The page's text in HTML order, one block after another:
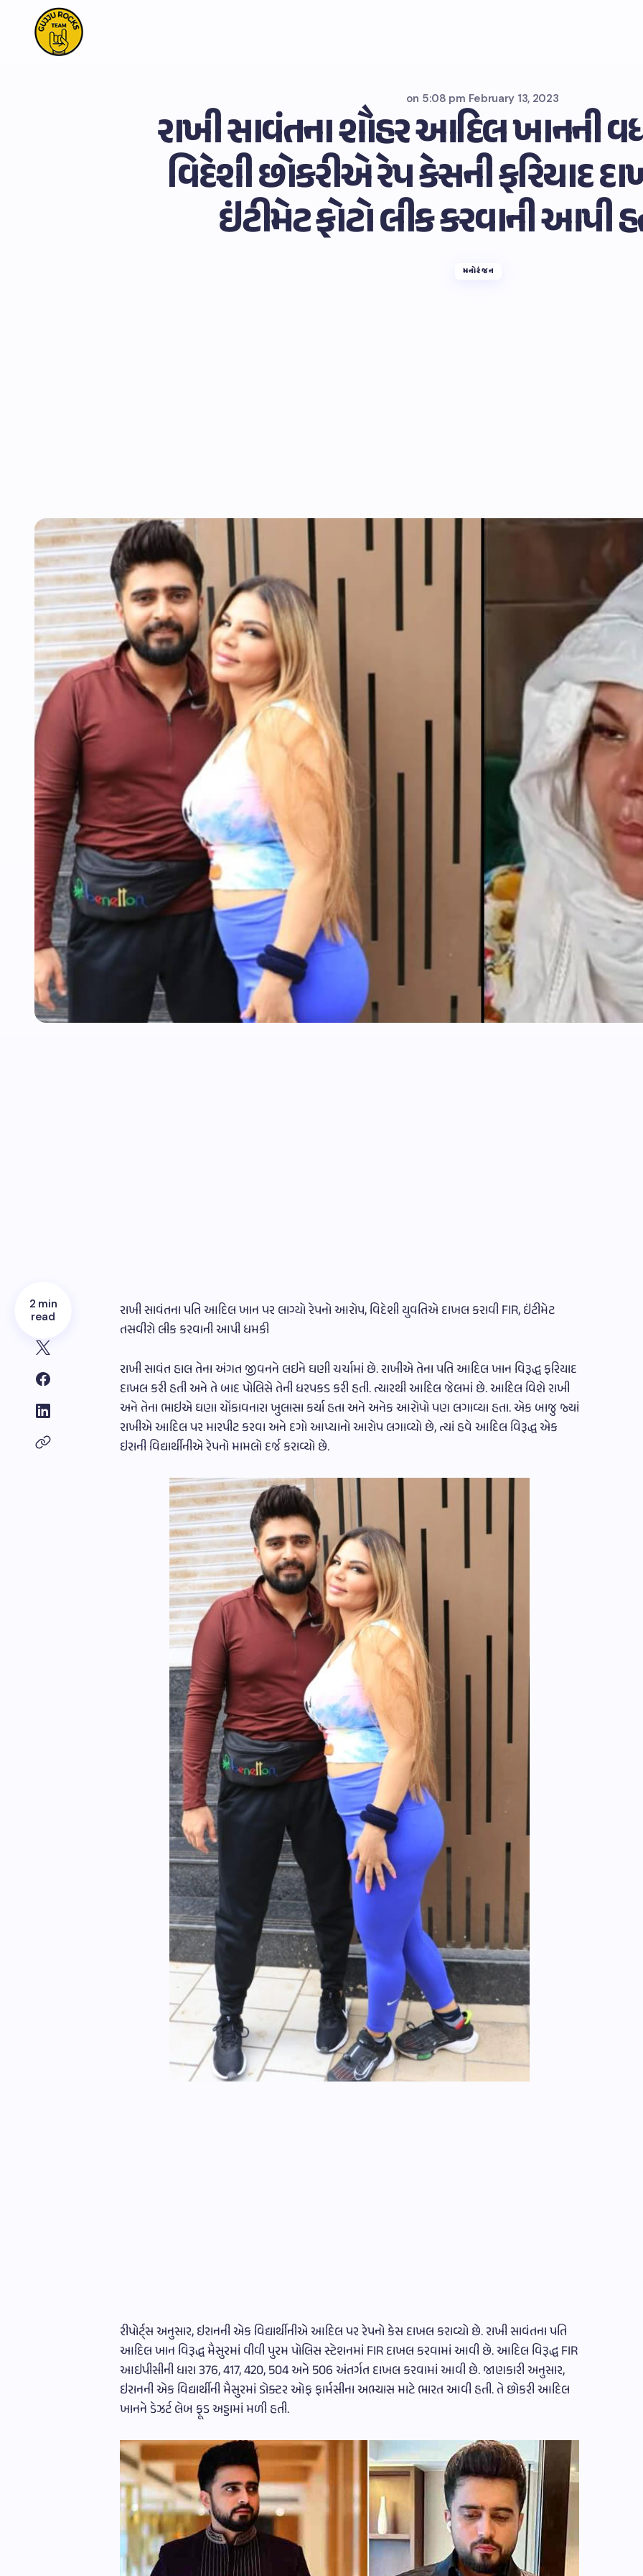
on 5:08 pm February 13, 2023
રાખી સાવંતના શૌહર આદિલ ખાનની
વિદેશી છોકરીએ રેપ કેસની ફરિયાદ
ઇંટીમેટ ફોટો લીક કરવાની આપી
મનોરંજન
2 min
read
રાખી સાવંતના પતિ આદિલ ખાન પર લાગ્યો રેપનો આરોપ, વિદેશી યુવતિએ દાખલ કરાવી FIR, ઇંટીમેટ
તસવીરો લીક કરવાની આપી ધમકી
રાખી સાવંત હાલ તેના અંગત જીવનને લઇને ઘણી ચર્ચામાં છે. રાખીએ તેના પતિ આદિલ ખાન વિરૂદ્ધ ફરિયાદ
દાખલ કરી હતી અને તે બાદ પોલિસે તેની ધરપકડ કરી હતી. ત્યારથી આદિલ જેલમાં છે. આદિલ વિશે રાખી
અને તેના ભાઇએ ઘણા ચોંકાવનારા ખુલાસા કર્યા હતા અને અનેક આરોપો પણ લગાવ્યા હતા. એક બાજુ જ્યાં
રાખીએ આદિલ પર મારપીટ કરવા અને દગો આપ્યાનો આરોપ લગાવ્યો છે, ત્યાં હવે આદિલ વિરૂદ્ધ એક
ઇરાની વિદ્યાર્થીનીએ રેપનો મામલો દર્જ કરાવ્યો છે.
રીપોર્ટ્સ અનુસાર, ઇરાનની એક વિદ્યાર્થીનીએ આદિલ પર રેપનો કેસ દાખલ કરાવ્યો છે. રાખી સાવંતના પતિ
આદિલ ખાન વિરૂદ્ધ મૈસુરમાં વીવી પુરમ પોલિસ સ્ટેશનમાં FIR દાખલ કરવામાં આવી છે. આદિલ વિરૂદ્ધ FIR
આઇપીસીની ધારા 376, 417, 420, 504 અને 506 અંતર્ગત દાખલ કરવામાં આવી છે. જાણકારી અનુસાર,
ઇરાનની એક વિદ્યાર્થીની મૈસુરમાં ડોક્ટર ઓફ ફાર્મસીના અભ્યાસ માટે ભારત આવી હતી. તે છોકરી આદિલ
ખાનને ડેઝર્ટ લેબ ફૂડ અડ્ડામાં મળી હતી.